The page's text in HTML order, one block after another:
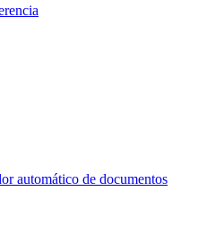
automático de documentos